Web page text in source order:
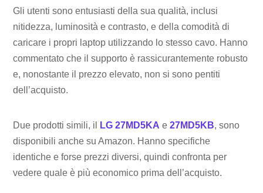
Gli utenti sono entusiasti della sua qualità, inclusi
nitidezza, luminosità e contrasto, e della comodità di
caricare i propri laptop utilizzando lo stesso cavo. Hanno
commentato che il supporto è rassicurantemente robusto
e, nonostante il prezzo elevato, non si sono pentiti
dell’acquisto.
Due prodotti simili, il LG 27MD5KA e27MD5KB, sono
disponibili anche su Amazon. Hanno specifiche
identiche e forse prezzi diversi, quindi confronta per
vedere quale è più economico prima dell’acquisto.